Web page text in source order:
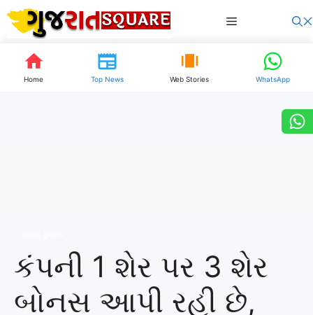
Skip
content
Menu
Home Top News Web Stories WhatsApp
કંપની 1 શેર પર 3 શેર
બોનસ આપી રહી છે,